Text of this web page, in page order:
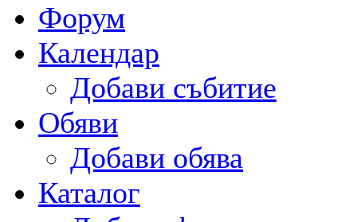
Форум
Календар
Добави събитие
Обяви
Добави обява
Каталог